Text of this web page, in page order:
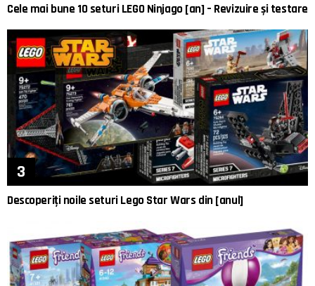
Cele mai bune 10 seturi LEGO Ninjago [an] – Revizuire și testare
Descoperiți noile seturi Lego Star Wars din [anul]